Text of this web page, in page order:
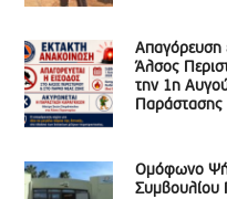
Απαγόρευση
Άλσος
την 1η
Παράστασης
Ομόφωνο
Συμβουλίου